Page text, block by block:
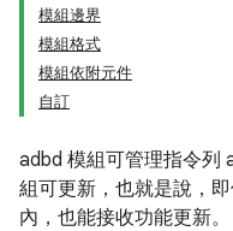
模組邊界
模組格式
模組依附元件
自訂
adbd 模組可管理指令列
組可更新，也就是說，
內，也能接收功能更新。